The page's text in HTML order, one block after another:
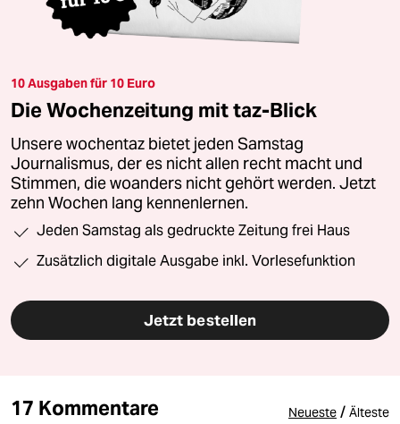
10 Ausgaben für 10 Euro
Die Wochenzeitung mit taz-Blick
Unsere wochentaz bietet jeden Samstag
Journalismus, der es nicht allen recht macht und
Stimmen, die woanders nicht gehört werden. Jetzt
zehn Wochen lang kennenlernen.
Jeden Samstag als gedruckte Zeitung frei Haus
Zusätzlich digitale Ausgabe inkl. Vorlesefunktion
Jetzt bestellen
17 Kommentare Neueste / Älteste